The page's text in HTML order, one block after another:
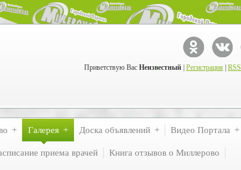
Приветствую Вас Неизвестный Регистрация RSS
Галерея Доска объявлений Видео Портала
приема врачей Книга отзывов о Миллерово